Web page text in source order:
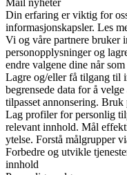
Mail nyheter
Din erfaring er viktig for
informasjonskapsler. Les
Vi og våre partnere bruker
personopplysninger og
endre valgene dine når
Lagre og/eller få tilgang til
begrensede data for å
tilpasset annonsering.
Lag profiler for personlig
relevant innhold. Mål
ytelse. Forstå målgrupper
Forbedre og utvikle
innhold